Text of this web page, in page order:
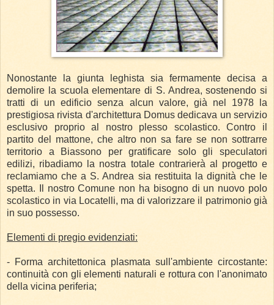
Nonostante la giunta leghista sia fermamente decisa a
demolire la scuola elementare di S. Andrea, sostenendo si
tratti di un edificio senza alcun valore, già nel 1978 la
prestigiosa rivista d'architettura Domus dedicava un servizio
esclusivo proprio al nostro plesso scolastico. Contro il
partito del mattone, che altro non sa fare se non sottrarre
territorio a Biassono per gratificare solo gli speculatori
edilizi, ribadiamo la nostra totale contrarierà al progetto e
reclamiamo che a S. Andrea sia restituita la dignità che le
spetta. Il nostro Comune non ha bisogno di un nuovo polo
scolastico in via Locatelli, ma di valorizzare il patrimonio già
in suo possesso.
Elementi di pregio evidenziati:
- Forma architettonica plasmata sull'ambiente circostante:
continuità con gli elementi naturali e rottura con l'anonimato
della vicina periferia;